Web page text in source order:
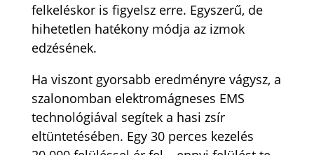
felkeléskor is figyelsz erre. Egyszerű, de
hihetetlen hatékony módja az izmok
edzésének.
Ha viszont gyorsabb eredményre vágysz, a
szalonomban elektromágneses EMS
technológiával segítek a hasi zsír
eltüntetésében. Egy 30 perces kezelés